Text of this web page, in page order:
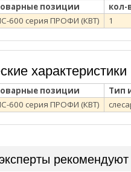
позиции кол-
600 серия ПРОФИ (КВТ) 1
характеристики
позиции Тип
600 серия ПРОФИ (КВТ)
рекомендуют